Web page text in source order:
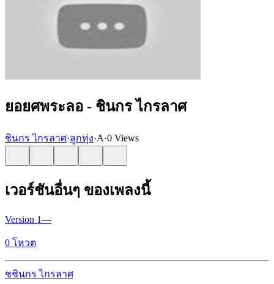
ยอยศพระลอ - ชินกร ไกรลาศ
ชินกร ไกรลาศ·ลูกทุ่ง·A·0 Views
เวอร์ชันอื่นๆ ของเพลงนี้
Version 1—
0 โหวต
ชชินกร ไกรลาศ